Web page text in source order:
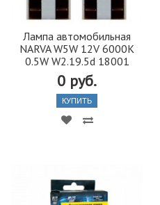
Лампа автомобильная
NARVA W5W 12V 6000K
0.5W W2.19.5d 18001
0 руб.
КУПИТЬ